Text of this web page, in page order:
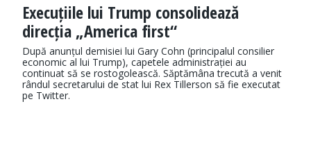
Execuțiile lui Trump consolidează
direcția „America first“
După anunțul demisiei lui Gary Cohn (principalul consilier
economic al lui Trump), capetele administrației au
continuat să se rostogolească. Săptămâna trecută a venit
rândul secretarului de stat lui Rex Tillerson să fie executat
pe Twitter.